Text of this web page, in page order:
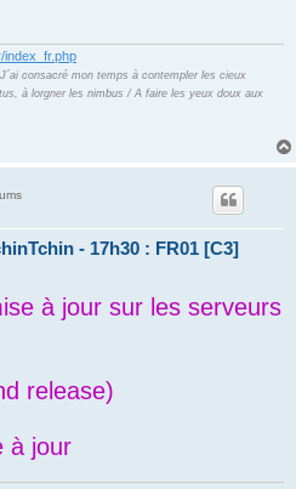
index_fr.php
consacré mon temps à contempler les cieux
à lorgner les nimbus / A faire les yeux doux aux
- 17h30 : FR01 [C3]
à jour sur les serveurs
release)
à jour